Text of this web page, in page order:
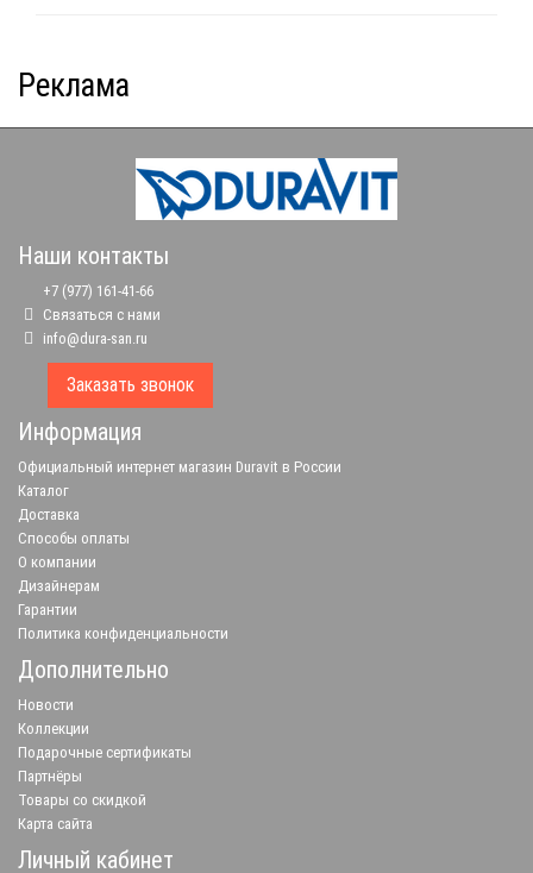
Реклама
Наши контакты
+7 (977) 161-41-66
Связаться с нами
info@dura-san.ru
Заказать звонок
Информация
Официальный интернет магазин Duravit в России
Каталог
Доставка
Способы оплаты
О компании
Дизайнерам
Гарантии
Политика конфиденциальности
Дополнительно
Новости
Коллекции
Подарочные сертификаты
Партнёры
Товары со скидкой
Карта сайта
Личный кабинет